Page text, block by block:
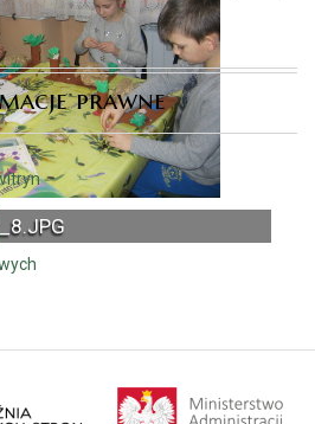
prawne